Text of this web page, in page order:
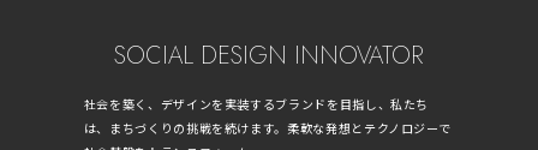
SOCIAL DESIGN INNOVATOR
社会を築く、デザインを実装するブランドを目指し、私たち
は、まちづくりの挑戦を続けます。柔軟な発想とテクノロジーで